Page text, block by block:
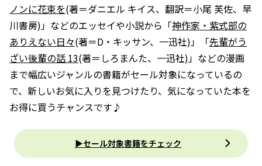
ノンに花束を(著＝ダニエル キイス、翻訳＝小尾 芙佐、早
川書房)」などのエッセイや小説から「神作家・紫式部の
ありえない日々(著＝D・キッサン、一迅社)」「先輩がう
ざい後輩の話 13(著＝しろまんた、一迅社)」などの漫画
まで幅広いジャンルの書籍がセール対象になっているの
で、新しいお気に入りを見つけたり、気になっていた本を
お得に買うチャンスです♪
▶セール対象書籍をチェック